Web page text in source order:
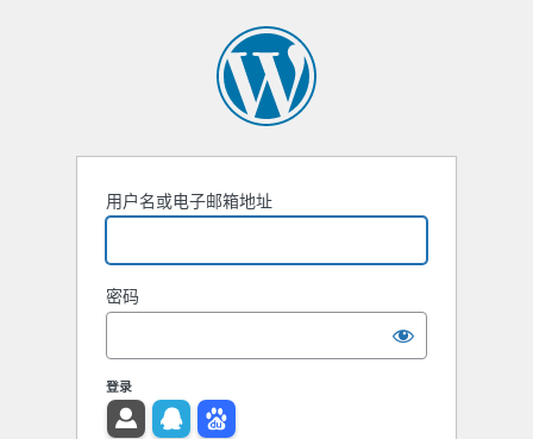
用户名或电子邮箱地址
密码
登录